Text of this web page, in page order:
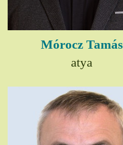
Mórocz Tamás
atya